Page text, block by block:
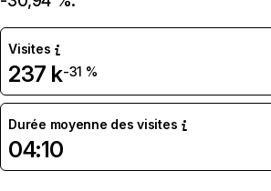
Visites
237 k-31 %
Durée moyenne des visites
04:10